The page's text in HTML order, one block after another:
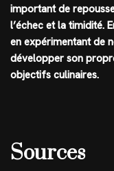
important de
l’échec et la timidité.
en expérimentant de
développer son
objectifs culinaires.
Sources